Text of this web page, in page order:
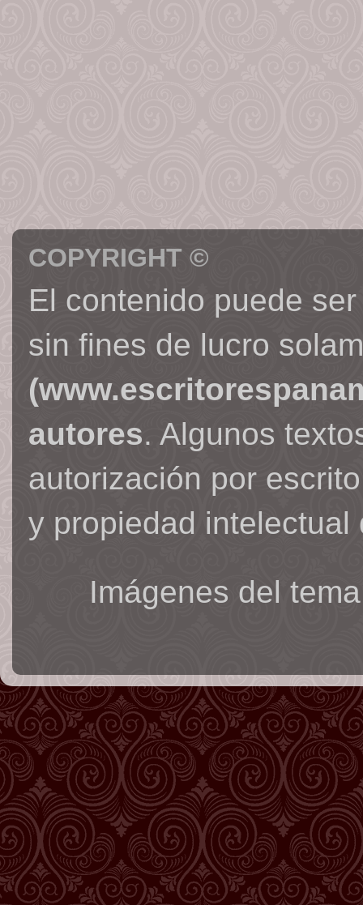
COPYRIGHT ©
El contenido puede
sin fines de lucro
autores. Algunos
autorización por
y propiedad intelectual
Imágenes del